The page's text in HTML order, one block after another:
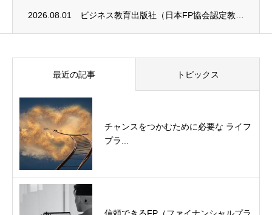
2026.08.01 ビジネス教育出版社（日本FP協会認定教育機関）継続セミナー終了のお知らせ
最近の記事 トピックス
チャンスをつかむために必要な ライフ
プラ...